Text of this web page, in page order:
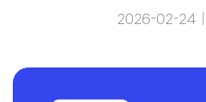
2026-02-24